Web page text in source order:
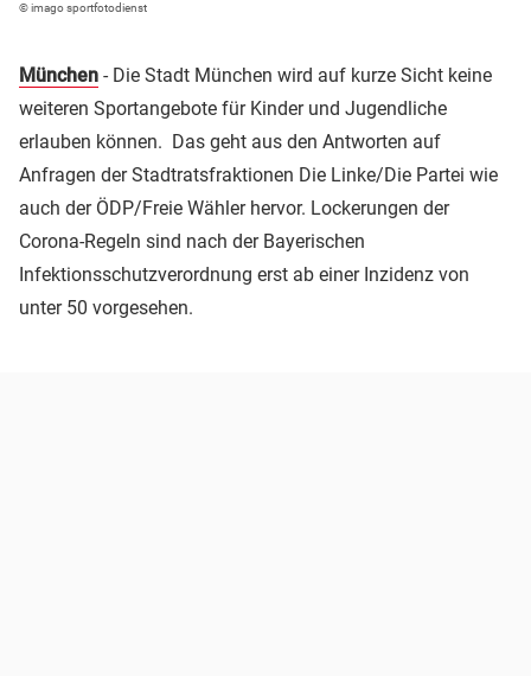
© imago sportfotodienst
München - Die Stadt München wird auf kurze Sicht keine
weiteren Sportangebote für Kinder und Jugendliche
erlauben können. Das geht aus den Antworten auf
Anfragen der Stadtratsfraktionen Die Linke/Die Partei wie
auch der ÖDP/Freie Wähler hervor. Lockerungen der
Corona-Regeln sind nach der Bayerischen
Infektionsschutzverordnung erst ab einer Inzidenz von
unter 50 vorgesehen.